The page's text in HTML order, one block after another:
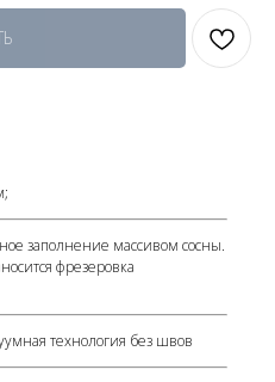
заполнение массивом сосны.
фрезеровка
технология без швов